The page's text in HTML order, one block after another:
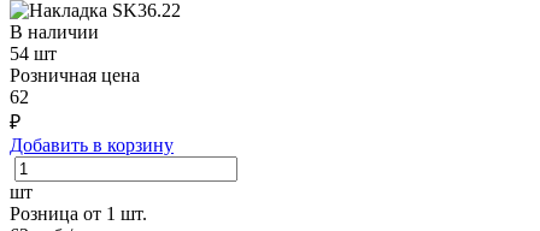
В наличии
54 шт
Розничная цена
62
₽
Добавить в корзину
шт
Розница от 1 шт.